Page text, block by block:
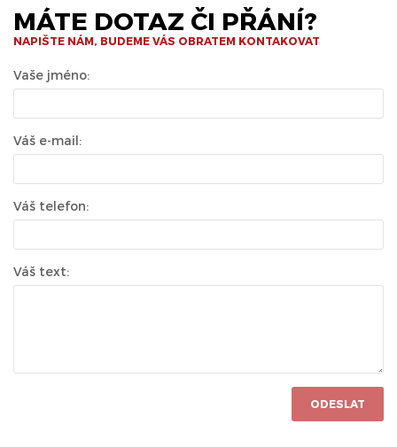
MÁTE DOTAZ ČI PŘÁNÍ?
NAPIŠTE NÁM, BUDEME VÁS OBRATEM KONTAKOVAT
Vaše jméno:
Váš e-mail:
Váš telefon:
Váš text:
ODESLAT